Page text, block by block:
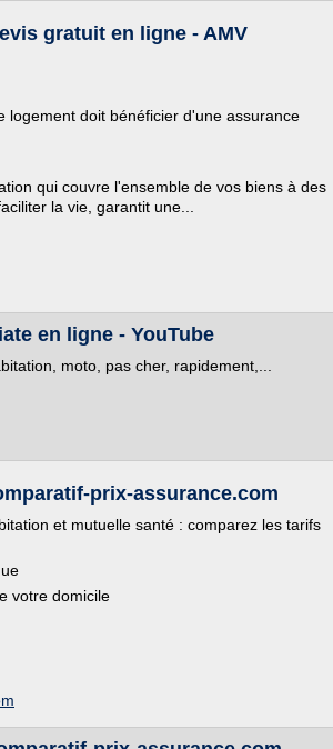
gratuit en ligne - AMV
logement doit bénéficier d'une assurance
qui couvre l'ensemble de vos biens à des
la vie, garantit une...
en ligne - YouTube
moto, pas cher, rapidement,...
prix-assurance.com
et mutuelle santé : comparez les tarifs
votre domicile